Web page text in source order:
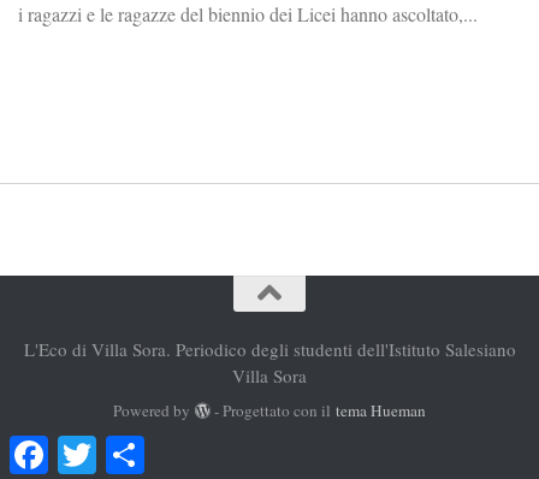
i ragazzi e le ragazze del biennio dei Licei hanno ascoltato,...
L'Eco di Villa Sora. Periodico degli studenti dell'Istituto Salesiano
Villa Sora
Powered by - Progettato con iltema Hueman
FacebookTwitter